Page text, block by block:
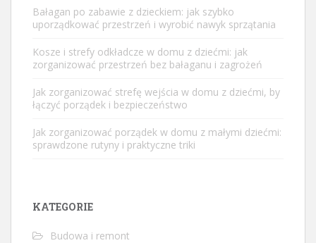
Bałagan po zabawie z dzieckiem: jak szybko
uporządkować przestrzeń i wyrobić nawyk sprzątania
Kosze i strefy odkładcze w domu z dziećmi: jak
zorganizować przestrzeń bez bałaganu i zagrożeń
Jak zorganizować strefę wejścia w domu z dziećmi, by
łączyć porządek i bezpieczeństwo
Jak zorganizować porządek w domu z małymi dziećmi:
sprawdzone rutyny i praktyczne triki
KATEGORIE
Budowa i remont